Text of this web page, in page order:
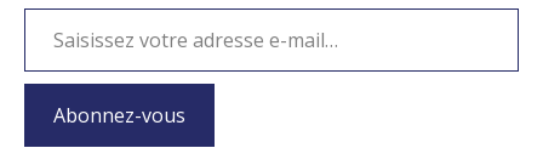
Abonnez-vous